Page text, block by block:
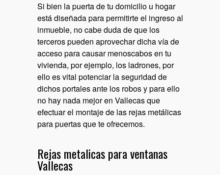
Si bien la puerta de tu domicilio u hogar
está diseñada para permitirte el ingreso al
inmueble, no cabe duda de que los
terceros pueden aprovechar dicha vía de
acceso para causar menoscabos en tu
vivienda, por ejemplo, los ladrones, por
ello es vital potenciar la seguridad de
dichos portales ante los robos y para ello
no hay nada mejor en Vallecas que
efectuar el montaje de las rejas metálicas
para puertas que te ofrecemos.
Rejas metalicas para ventanas
Vallecas